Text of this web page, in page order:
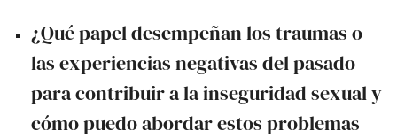
¿Qué papel desempeñan los traumas o
las experiencias negativas del pasado
para contribuir a la inseguridad sexual y
cómo puedo abordar estos problemas